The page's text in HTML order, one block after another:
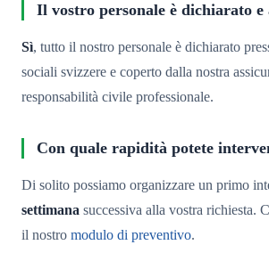
Il vostro personale è dichiarato e
Sì, tutto il nostro personale è dichiarato
sociali svizzere e coperto dalla nostra
responsabilità civile professionale.
Con quale rapidità potete
Di solito possiamo organizzare un primo
settimana successiva alla vostra richiesta.
il nostro modulo di preventivo.